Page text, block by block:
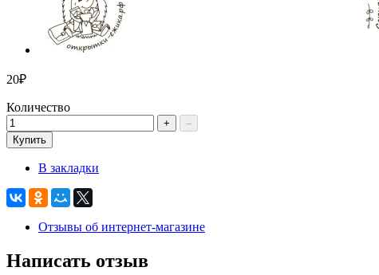
20₽
Количество
+
–
Купить
В закладки
Отзывы об интернет-магазине
Написать отзыв